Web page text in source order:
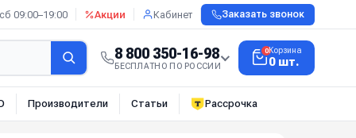
09:00–19:00 Акции Кабинет Заказать звонок
8 800 350-16-98
БЕСПЛАТНО ПО РОССИИ
0Корзина
0 шт.
Производители Статьи Рассрочка